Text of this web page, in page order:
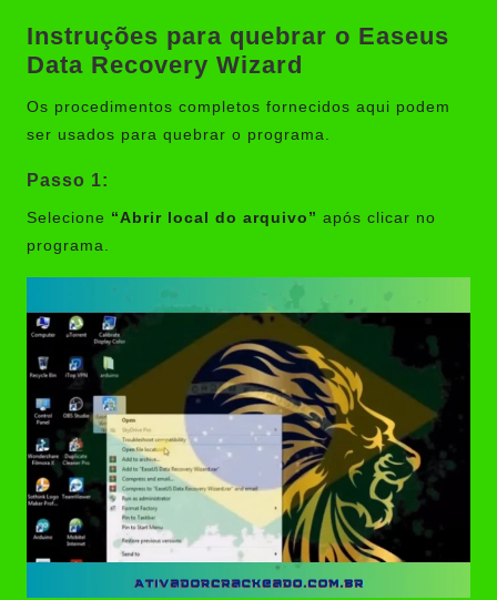
Instruções para quebrar o Easeus
Data Recovery Wizard
Os procedimentos completos fornecidos aqui podem
ser usados para quebrar o programa.
Passo 1:
Selecione “Abrir local do arquivo” após clicar no
programa.